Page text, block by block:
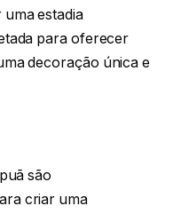
estadia
para oferecer
decoração única e
são
criar uma